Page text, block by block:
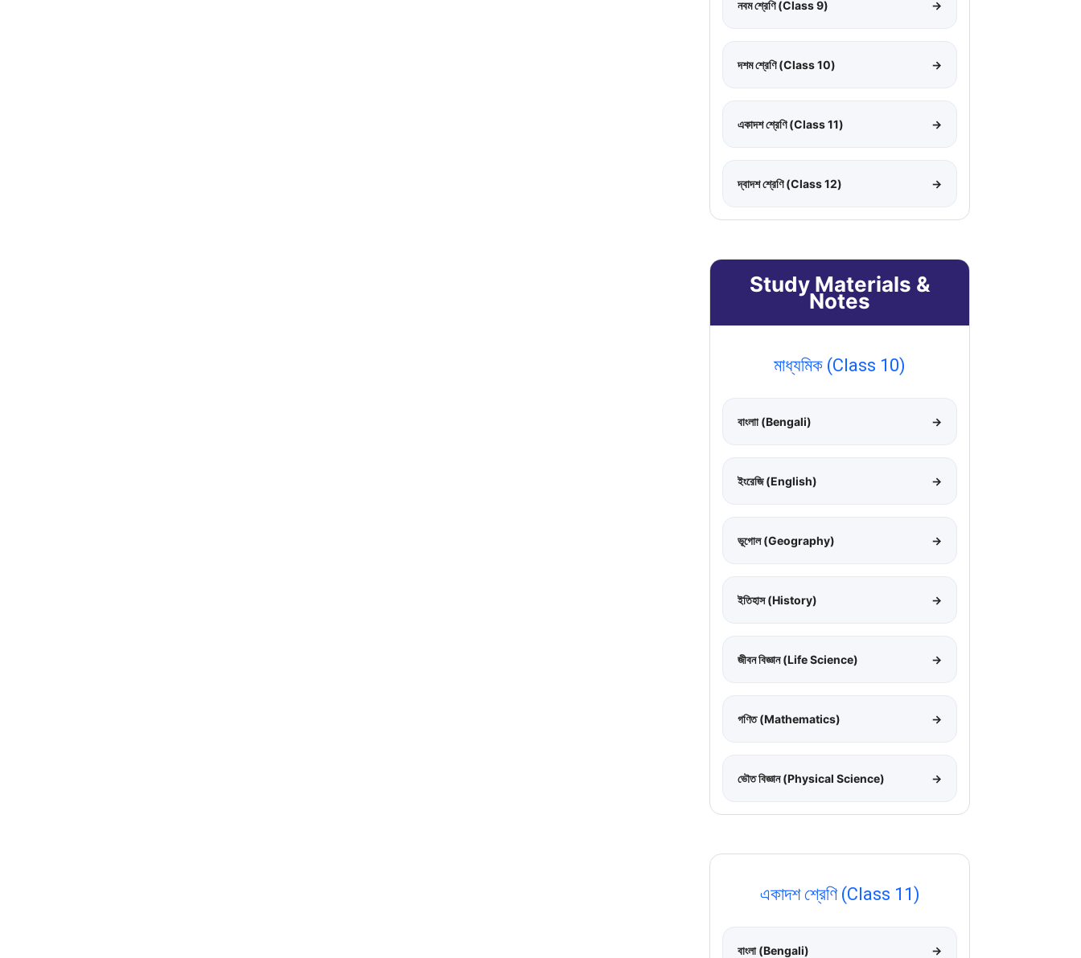
নবম শ্রেণি (Class 9) →
দশম শ্রেণি (Class 10) →
একাদশ শ্রেণি (Class 11) →
দ্বাদশ শ্রেণি (Class 12) →
Study Materials &
Notes
মাধ্যমিক (Class 10)
বাংলাা (Bengali) →
ইংরেজি (English) →
ভূগোল (Geography) →
ইতিহাস (History) →
জীবন বিজ্ঞান (Life Science) →
গণিত (Mathematics) →
ভৌত বিজ্ঞান (Physical Science) →
একাদশ শ্রেণি (Class 11)
বাংলা (Bengali) →